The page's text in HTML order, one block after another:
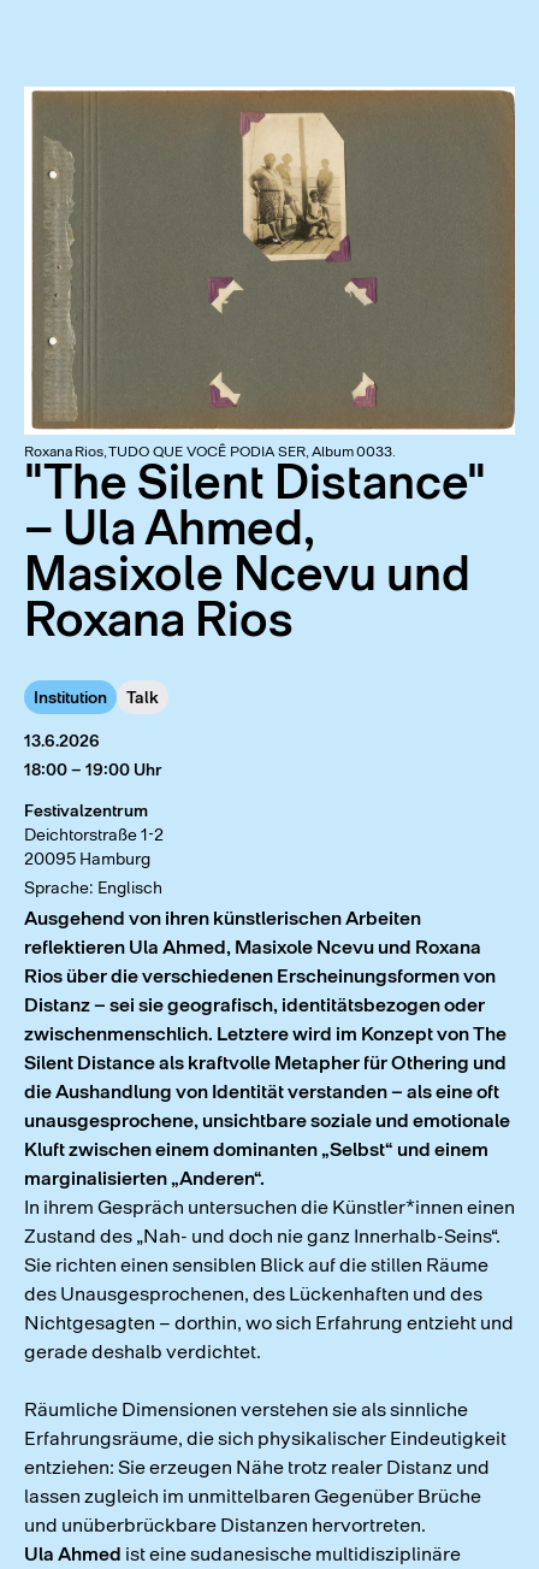
"The Silent Distance"
– Ula Ahmed,
Masixole Ncevu und
Roxana Rios
Institution Talk
13.6.2026
18:00 – 19:00 Uhr
Festivalzentrum
Deichtorstraße 1-2
20095 Hamburg
Sprache: Englisch
Roxana Rios, TUDO QUE VOCÊ PODIA SER, Album 0033.
Ausgehend von ihren künstlerischen Arbeiten
reflektieren Ula Ahmed, Masixole Ncevu und Roxana
Rios über die verschiedenen Erscheinungsformen von
Distanz – sei sie geografisch, identitätsbezogen oder
zwischenmenschlich. Letztere wird im Konzept von The
Silent Distance als kraftvolle Metapher für Othering und
die Aushandlung von Identität verstanden – als eine oft
unausgesprochene, unsichtbare soziale und emotionale
Kluft zwischen einem dominanten „Selbst“ und einem
marginalisierten „Anderen“.
In ihrem Gespräch untersuchen die Künstler*innen einen
Zustand des „Nah- und doch nie ganz Innerhalb-Seins“.
Sie richten einen sensiblen Blick auf die stillen Räume
des Unausgesprochenen, des Lückenhaften und des
Nichtgesagten – dorthin, wo sich Erfahrung entzieht und
gerade deshalb verdichtet.
Räumliche Dimensionen verstehen sie als sinnliche
Erfahrungsräume, die sich physikalischer Eindeutigkeit
entziehen: Sie erzeugen Nähe trotz realer Distanz und
lassen zugleich im unmittelbaren Gegenüber Brüche
und unüberbrückbare Distanzen hervortreten.
Ula Ahmed ist eine sudanesische multidisziplinäre